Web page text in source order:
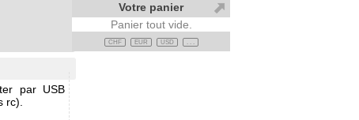
par USB
rc).
Votre panier
Panier tout vide.
CHF EUR USD . . .